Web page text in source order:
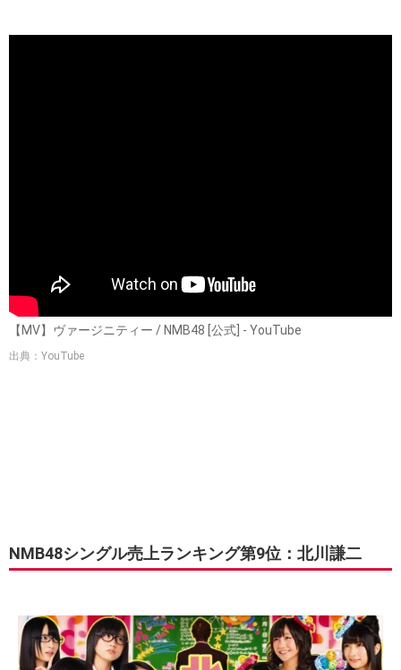
【MV】ヴァージニティー / NMB48 [公式] - YouTube
出典：YouTube
NMB48シングル売上ランキング第9位：北川謙二